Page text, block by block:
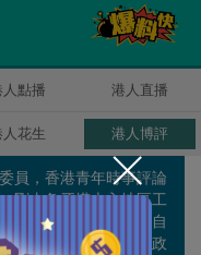
人點播 港人直播
人花生 港人博評
員，香港青年時事評論
剛由象牙塔走入地區工
理論與現實之間，不知自
還是在地，但肯定任何政